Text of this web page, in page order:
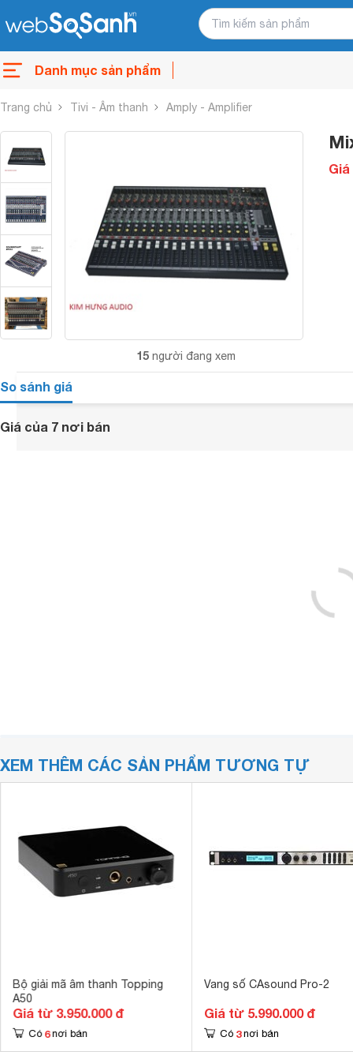
Danh mục sản phẩm
Trang chủ Tivi - Âm thanh Amply - Amplifier
15 người đang xem
Giá
So sánh giá
Giá của 7 nơi bán
XEM THÊM CÁC SẢN PHẨM TƯƠNG TỰ
Bộ giải mã âm thanh Topping
A50
Giá từ 3.950.000 đ
Có 6 nơi bán
Vang số CAsound Pro-2
Giá từ 5.990.000 đ
Có 3 nơi bán